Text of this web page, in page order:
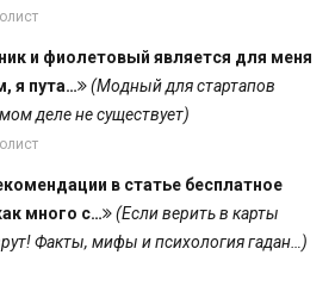
и фиолетовый является для меня
я пута…
(Модный для стартапов
деле не существует)
в статье бесплатное
много с…
(Если верить в карты
Факты, мифы и психология гадан…)